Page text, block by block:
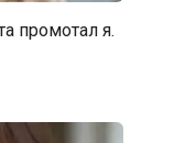
промотал я.